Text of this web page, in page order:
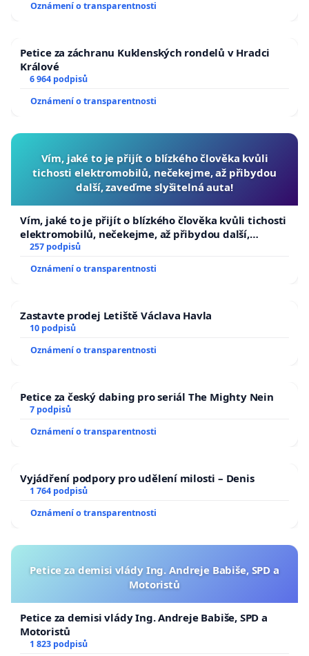
Oznámení o transparentnosti
Petice za záchranu Kuklenských rondelů v Hradci
Králové
6 964 podpisů
Oznámení o transparentnosti
Vím, jaké to je přijít o blízkého člověka kvůli
tichosti elektromobilů, nečekejme, až přibydou
další, zaveďme slyšitelná auta!
Vím, jaké to je přijít o blízkého člověka kvůli tichosti
elektromobilů, nečekejme, až přibydou další,
zaveďme slyšitelná auta!
257 podpisů
Oznámení o transparentnosti
Zastavte prodej Letiště Václava Havla
10 podpisů
Oznámení o transparentnosti
Petice za český dabing pro seriál The Mighty Nein
7 podpisů
Oznámení o transparentnosti
Vyjádření podpory pro udělení milosti – Denis
1 764 podpisů
Oznámení o transparentnosti
Petice za demisi vlády Ing. Andreje Babiše, SPD a
Motoristů
Petice za demisi vlády Ing. Andreje Babiše, SPD a
Motoristů
1 823 podpisů